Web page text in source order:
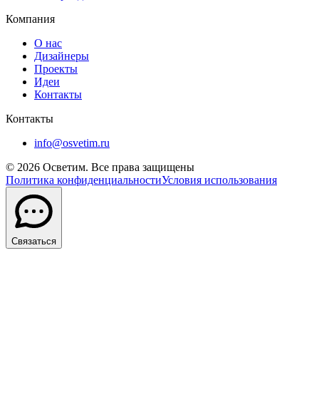
Компания
О нас
Дизайнеры
Проекты
Идеи
Контакты
Контакты
info@osvetim.ru
© 2026 Осветим. Все права защищены
Политика конфиденциальностиУсловия использования
Связаться